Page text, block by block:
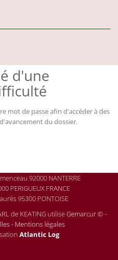
d'une
mot de passe afin d'accéder à des
du dossier.
92000 NANTERRE
PERIGUEUX FRANCE
95300 PONTOISE
de KEATING utiliseGemarcur ©-
- Mentions légales
Atlantic Log